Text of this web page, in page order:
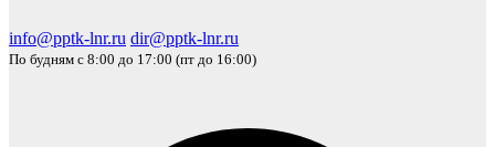
info@pptk-lnr.ru dir@pptk-lnr.ru
По будням с 8:00 до 17:00 (пт до 16:00)